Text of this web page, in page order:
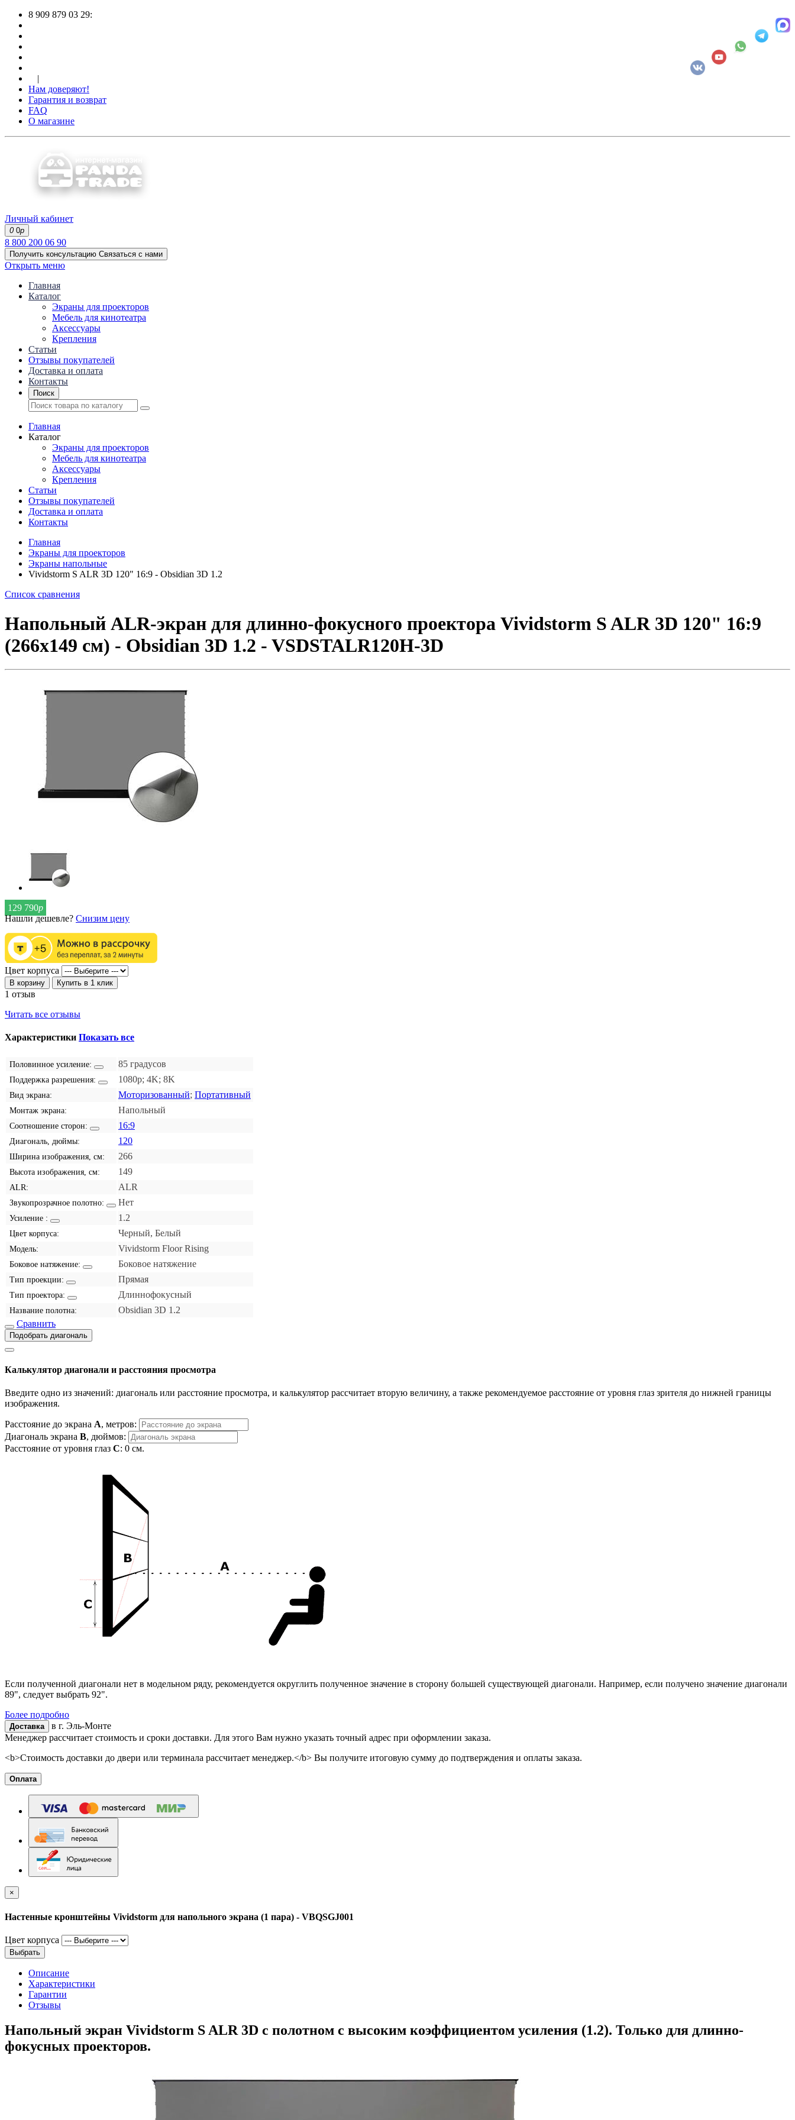
8 909 879 03 29:
|
Нам доверяют!
Гарантия и возврат
FAQ
О магазине
Личный кабинет
0 0р
8 800 200 06 90
Получить консультацию Связаться с нами
Открыть меню
Главная
Каталог
Экраны для проекторов
Mебель для кинотеатра
Аксессуары
Крепления
Статьи
Отзывы покупателей
Доставка и оплата
Контакты
Поиск
Главная
Каталог
Экраны для проекторов
Mебель для кинотеатра
Аксессуары
Крепления
Статьи
Отзывы покупателей
Доставка и оплата
Контакты
Главная
Экраны для проекторов
Экраны напольные
Vividstorm S ALR 3D 120" 16:9 - Obsidian 3D 1.2
Список сравнения
Напольный ALR-экран для длинно-фокусного проектора Vividstorm S ALR 3D 120" 16:9
(266x149 см) - Obsidian 3D 1.2 - VSDSTALR120H-3D
129 790р
Нашли дешевле? Снизим цену
Цвет корпуса
В корзину Купить в 1 клик
1 отзыв
Читать все отзывы
Характеристики Показать все
Половинное усиление: 85 градусов
Поддержка разрешения: 1080p; 4K; 8K
Вид экрана: Моторизованный; Портативный
Монтаж экрана: Напольный
Соотношение сторон: 16:9
Диагональ, дюймы: 120
Ширина изображения, см: 266
Высота изображения, см: 149
ALR: ALR
Звукопрозрачное полотно: Нет
Усиление : 1.2
Цвет корпуса: Черный, Белый
Модель: Vividstorm Floor Rising
Боковое натяжение: Боковое натяжение
Тип проекции: Прямая
Тип проектора: Длиннофокусный
Название полотна:
Obsidian 3D 1.2
Сравнить
Подобрать диагональ
Калькулятор диагонали и расстояния просмотра
Введите одно из значений: диагональ или расстояние просмотра, и калькулятор рассчитает вторую величину, а также рекомендуемое расстояние от уровня глаз зрителя до нижней границы
изображения.
Расстояние до экрана A, метров:
Диагональ экрана B, дюймов:
Расстояние от уровня глаз C: 0 см.
Если полученной диагонали нет в модельном ряду, рекомендуется округлить полученное значение в сторону большей существующей диагонали. Например, если получено значение диагонали
89", следует выбрать 92".
Более подробно
Доставка в г. Эль-Монте
Менеджер рассчитает стоимость и сроки доставки. Для этого Вам нужно указать точный адрес при оформлении заказа.
<b>Стоимость доставки до двери или терминала рассчитает менеджер.</b> Вы получите итоговую сумму до подтверждения и оплаты заказа.
Оплата
×
Настенные кронштейны Vividstorm для напольного экрана (1 пара) - VBQSGJ001
Цвет корпуса
Выбрать
Описание
Характеристики
Гарантии
Отзывы
Напольный экран Vividstorm S ALR 3D с полотном c высоким коэффициентом усиления (1.2). Только для длинно-
фокусных проекторов.